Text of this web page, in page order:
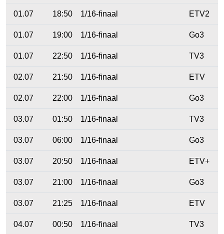
01.07 18:50 1/16-finaal ETV2
01.07 19:00 1/16-finaal Go3
01.07 22:50 1/16-finaal TV3
02.07 21:50 1/16-finaal ETV
02.07 22:00 1/16-finaal Go3
03.07 01:50 1/16-finaal TV3
03.07 06:00 1/16-finaal Go3
03.07 20:50 1/16-finaal ETV+
03.07 21:00 1/16-finaal Go3
03.07 21:25 1/16-finaal ETV
04.07 00:50 1/16-finaal TV3